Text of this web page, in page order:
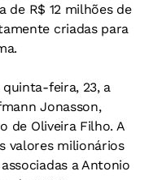
de R$ 12 milhões de
criadas para
feira, 23, a
Jonasson,
de Oliveira Filho. A
valores milionários
a Antonio